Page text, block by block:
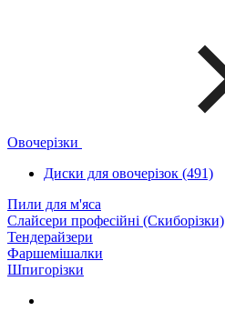
Овочерізки
Диски для овочерізок (491)
Пили для м'яса
Слайсери професійні (Скиборізки)
Тендерайзери
Фаршемішалки
Шпигорізки